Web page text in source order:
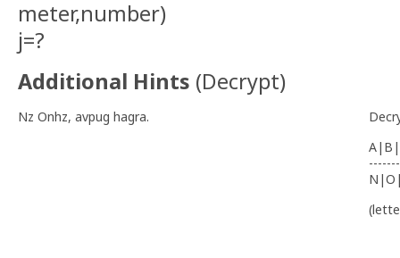
meter,number)
j=?
Additional Hints (Decrypt)
Nz Onhz, avpug hagra.